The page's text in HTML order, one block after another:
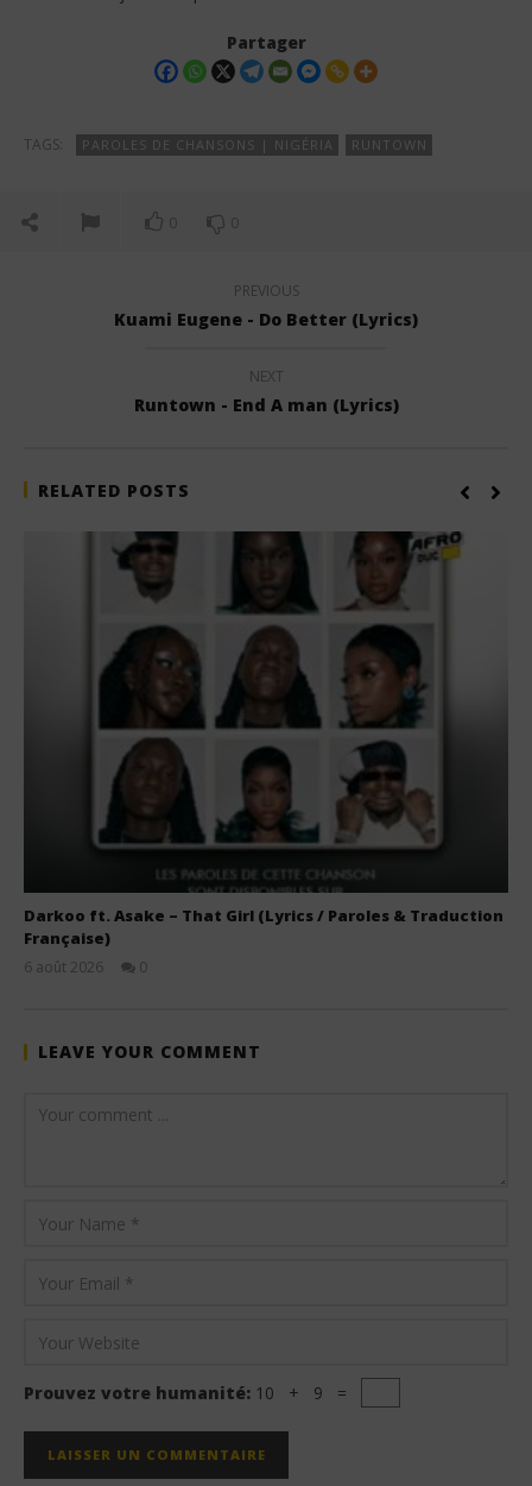
Partager
TAGS: PAROLES DE CHANSONS | NIGÉRIA RUNTOWN
0 0
PREVIOUS
Kuami Eugene - Do Better (Lyrics)
NEXT
Runtown - End A man (Lyrics)
RELATED POSTS
Darkoo ft. Asake – That Girl (Lyrics / Paroles & Traduction
Française)
6 août 2026
0
LEAVE YOUR COMMENT
Prouvez votre humanité: 10 + 9 =